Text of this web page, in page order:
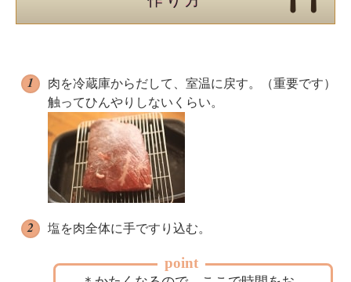
肉を冷蔵庫からだして、室温に戻す。（重要です）
触ってひんやりしないくらい。
塩を肉全体に手ですり込む。
point